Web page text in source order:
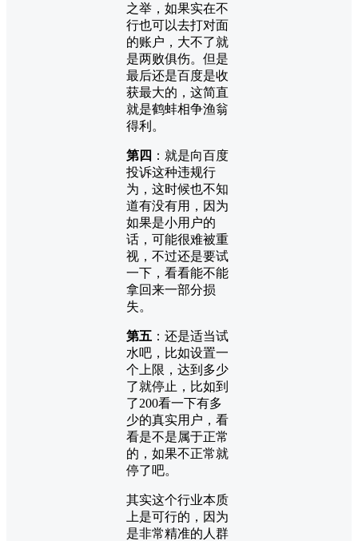
之举，如果实在不
行也可以去打对面
的账户，大不了就
是两败俱伤。但是
最后还是百度是收
获最大的，这简直
就是鹤蚌相争渔翁
得利。
第四 ：就是向百度
投诉这种违规行
为，这时候也不知
道有没有用，因为
如果是小用户的
话，可能很难被重
视，不过还是要试
一下，看看能不能
拿回来一部分损
失。
第五 ：还是适当试
水吧，比如设置一
个上限，达到多少
了就停止，比如到
了200看一下有多
少的真实用户，看
看是不是属于正常
的，如果不正常就
停了吧。
其实这个行业本质
上是可行的，因为
是非常精准的人群